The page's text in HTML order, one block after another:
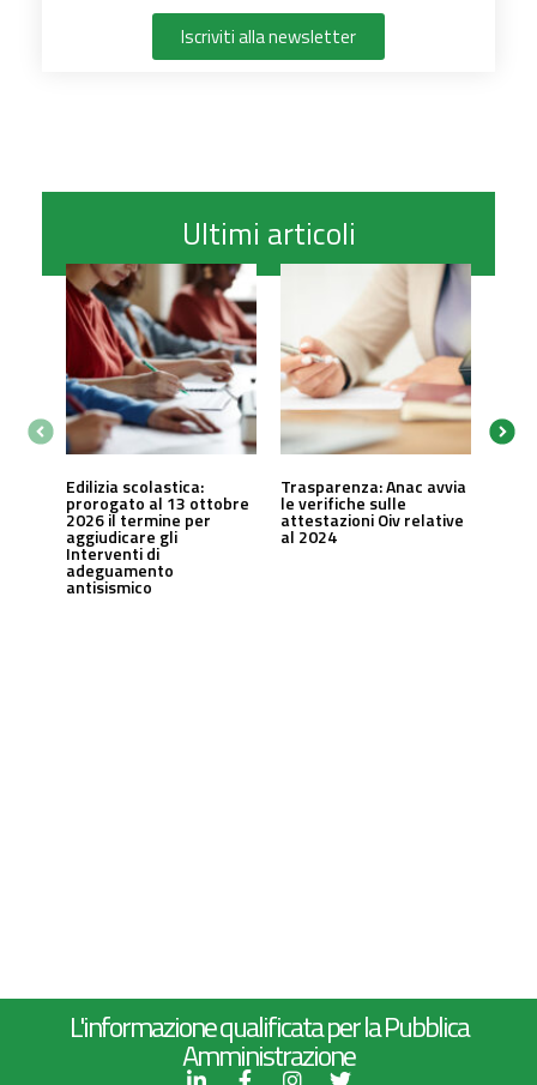
Iscriviti alla newsletter
Ultimi articoli
Edilizia scolastica:
prorogato al 13 ottobre
2026 il termine per
aggiudicare gli
Interventi di
adeguamento
antisismico
Trasparenza: Anac avvia
le verifiche sulle
attestazioni Oiv relative
al 2024
L'informazione qualificata per la Pubblica
Amministrazione